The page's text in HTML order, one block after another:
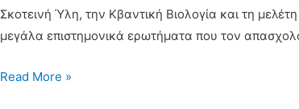
Σκοτεινή Ύλη, την Κβαντική Βιολογία και τη
μεγάλα επιστημονικά ερωτήματα που τον
Read More »